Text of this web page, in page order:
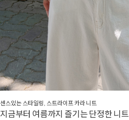
센스있는 스타일링, 스트라이프 카라 니트
지금부터 여름까지 즐기는 단정한 니트